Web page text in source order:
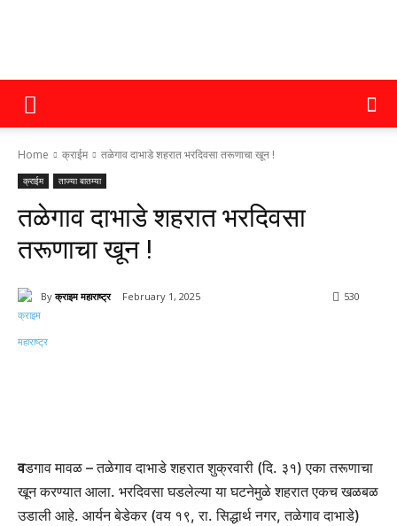
क्राइम
महाराष्ट्र
Home क्राईम तळेगाव दाभाडे शहरात भरदिवसा तरूणाचा खून !
क्राईम ताज्या बातम्या
तळेगाव दाभाडे शहरात भरदिवसा
तरूणाचा खून !
By क्राइम महाराष्ट्र February 1, 2025 530
वडगाव मावळ – तळेगाव दाभाडे शहरात शुक्रवारी (दि. ३१) एका तरूणाचा
खून करण्यात आला. भरदिवसा घडलेल्या या घटनेमुळे शहरात एकच खळबळ
उडाली आहे. आर्यन बेडेकर (वय १९, रा. सिद्धार्थ नगर, तळेगाव दाभाडे)